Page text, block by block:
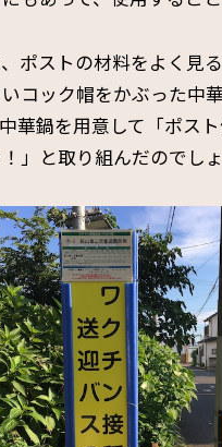
ポストの材料をよく見
コック帽をかぶった中
華鍋を用意して「ポス
」と取り組んだのでしょ